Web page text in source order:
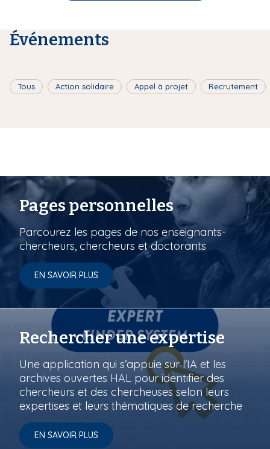
Événements
Tous Action solidaire Appel à projet Recrutement
Pages personnelles
Parcourez les pages de nos enseignants-
chercheurs, chercheurs et doctorants
EN SAVOIR PLUS
Rechercher une expertise
Une application qui s’appuie sur l'IA et les
archives ouvertes HAL pour identifier des
chercheurs et des chercheuses selon leurs
expertises et leurs thématiques de recherche
EN SAVOIR PLUS